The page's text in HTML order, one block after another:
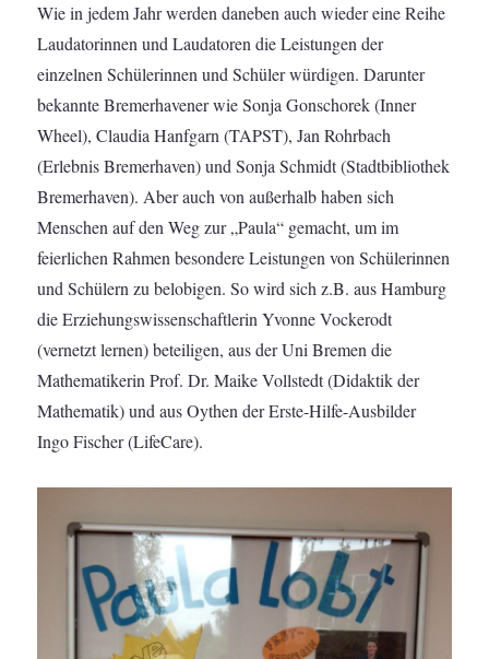
Wie in jedem Jahr werden daneben auch wieder eine Reihe
Laudatorinnen und Laudatoren die Leistungen der
einzelnen Schülerinnen und Schüler würdigen. Darunter
bekannte Bremerhavener wie Sonja Gonschorek (Inner
Wheel), Claudia Hanfgarn (TAPST), Jan Rohrbach
(Erlebnis Bremerhaven) und Sonja Schmidt (Stadtbibliothek
Bremerhaven). Aber auch von außerhalb haben sich
Menschen auf den Weg zur „Paula“ gemacht, um im
feierlichen Rahmen besondere Leistungen von Schülerinnen
und Schülern zu belobigen. So wird sich z.B. aus Hamburg
die Erziehungswissenschaftlerin Yvonne Vockerodt
(vernetzt lernen) beteiligen, aus der Uni Bremen die
Mathematikerin Prof. Dr. Maike Vollstedt (Didaktik der
Mathematik) und aus Oythen der Erste-Hilfe-Ausbilder
Ingo Fischer (LifeCare).